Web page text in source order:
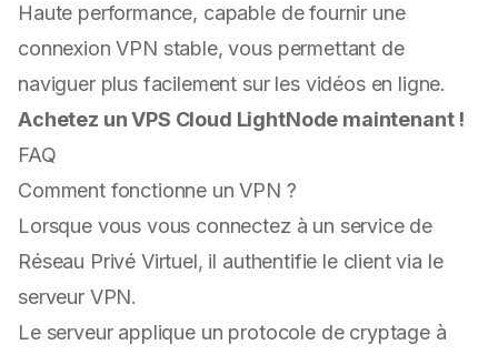
Haute performance, capable de fournir une
connexion VPN stable, vous permettant de
naviguer plus facilement sur les vidéos en ligne.
Achetez un VPS Cloud LightNode maintenant !
FAQ
Comment fonctionne un VPN ?
Lorsque vous vous connectez à un service de
Réseau Privé Virtuel, il authentifie le client via le
serveur VPN.
Le serveur applique un protocole de cryptage à